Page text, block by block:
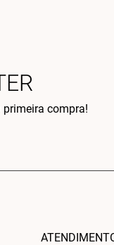
primeira compra!